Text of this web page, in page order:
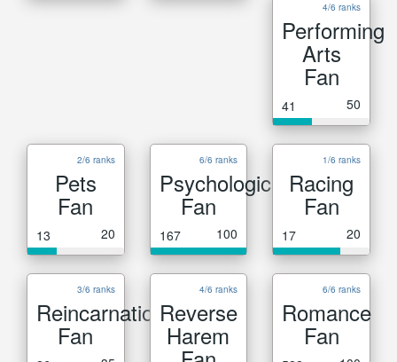
4/6 ranks
Performing
Arts
Fan
41 50
2/6 ranks
Pets
Fan
13 20
6/6 ranks
Psychological
Fan
167 100
1/6 ranks
Racing
Fan
17 20
3/6 ranks
Reincarnation
Fan
4/6 ranks
Reverse
Harem
6/6 ranks
Romance
Fan